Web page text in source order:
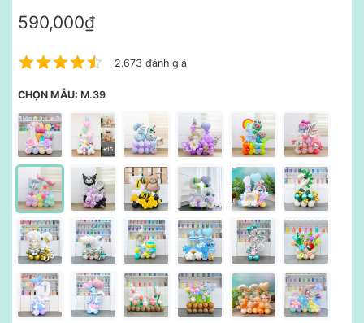
590,000₫
2.673 đánh giá
CHỌN MẪU: M.39